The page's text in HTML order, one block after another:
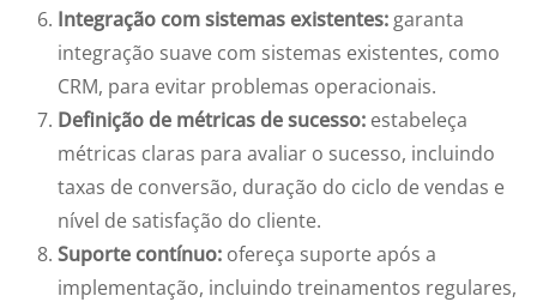
Integração com sistemas existentes: garanta
integração suave com sistemas existentes, como
CRM, para evitar problemas operacionais.
Definição de métricas de sucesso: estabeleça
métricas claras para avaliar o sucesso, incluindo
taxas de conversão, duração do ciclo de vendas e
nível de satisfação do cliente.
Suporte contínuo: ofereça suporte após a
implementação, incluindo treinamentos regulares,